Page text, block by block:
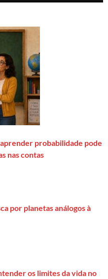
probabilidade pode
nas contas
por planetas análogos à
os limites da vida no